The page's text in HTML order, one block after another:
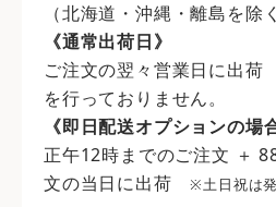
（北海道・沖縄・離島を除く
《通常出荷日》
ご注文の翌々営業日に出
を行っておりません。
《即日配送オプションの場
正午12時までのご注文 ＋
文の当日に出荷※土日祝は